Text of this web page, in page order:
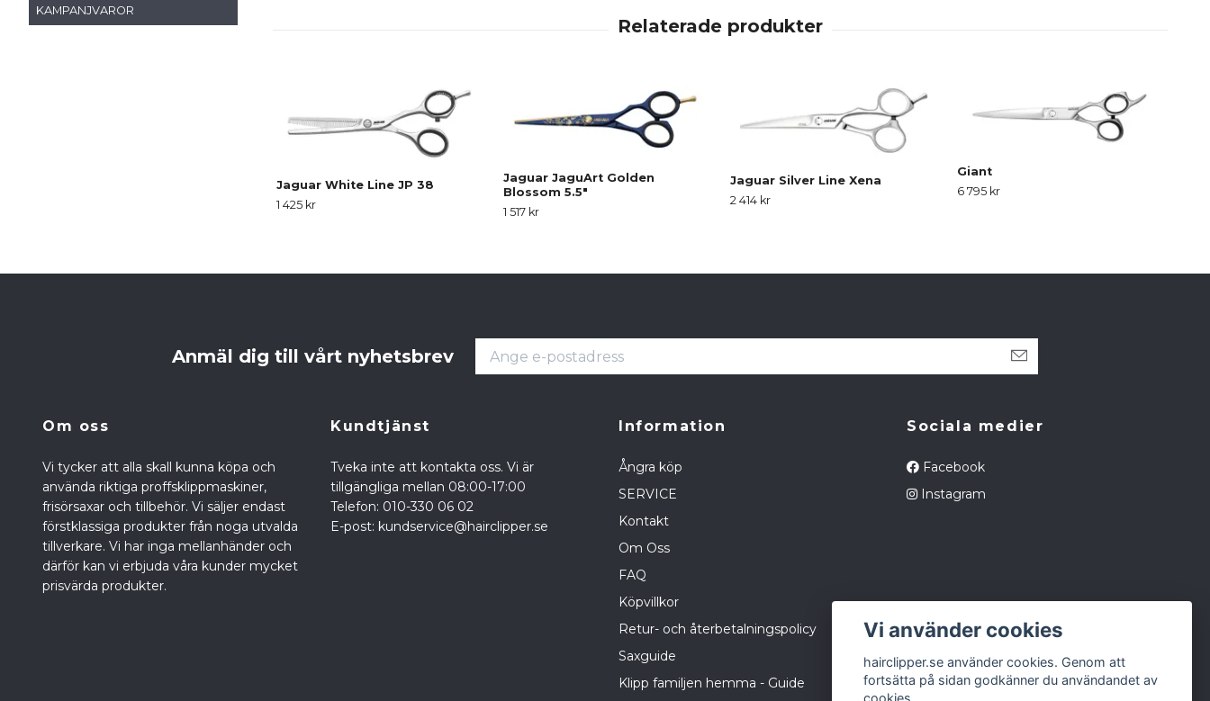
KAMPANJVAROR
Jaguar White Line JP 38
1 425 kr
Jaguar JaguArt Golden
Blossom 5.5"
1 517 kr
Jaguar Silver Line Xena
2 414 kr
Giant
6 795 kr
Anmäl dig till vårt nyhetsbrev
Om oss
Vi tycker att alla skall kunna köpa och
använda riktiga proffsklippmaskiner,
frisörsaxar och tillbehör. Vi säljer endast
förstklassiga produkter från noga utvalda
tillverkare. Vi har inga mellanhänder och
därför kan vi erbjuda våra kunder mycket
prisvärda produkter.
Kundtjänst
Tveka inte att kontakta oss. Vi är
tillgängliga mellan 08:00-17:00
Telefon: 010-330 06 02
E-post: kundservice@hairclipper.se
Information
Ångra köp
SERVICE
Kontakt
Om Oss
FAQ
Köpvillkor
Retur- och återbetalningspolicy
Saxguide
Klipp familjen hemma - Guide
Sociala medier
Facebook
Instagram
Vi använder cookies
hairclipper.se använder cookies. Genom att
fortsätta på sidan godkänner du användandet av